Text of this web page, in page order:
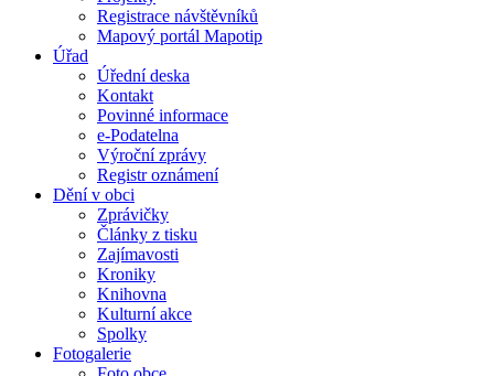
Registrace návštěvníků
Mapový portál Mapotip
Úřad
Úřední deska
Kontakt
Povinné informace
e-Podatelna
Výroční zprávy
Registr oznámení
Dění v obci
Zprávičky
Články z tisku
Zajímavosti
Kroniky
Knihovna
Kulturní akce
Spolky
Fotogalerie